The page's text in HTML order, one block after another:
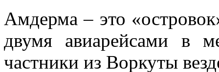
Амдерма – это
двумя авиарейсами в
частники из Воркуты